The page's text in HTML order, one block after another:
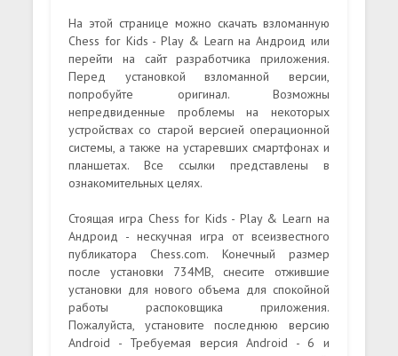
На этой странице можно скачать взломанную
Chess for Kids - Play & Learn на Андроид или
перейти на сайт разработчика приложения.
Перед установкой взломанной версии,
попробуйте оригинал. Возможны
непредвиденные проблемы на некоторых
устройствах со старой версией операционной
системы, а также на устаревших смартфонах и
планшетах. Все ссылки представлены в
ознакомительных целях.
Стоящая игра Chess for Kids - Play & Learn на
Андроид - нескучная игра от всеизвестного
публикатора Chess.com. Конечный размер
после установки 734MB, снесите отжившие
установки для нового объема для спокойной
работы распоковщика приложения.
Пожалуйста, установите последнюю версию
Android - Требуемая версия Android - 6 и